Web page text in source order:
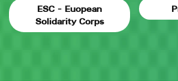
ESC - Euopean
Solidarity Corps